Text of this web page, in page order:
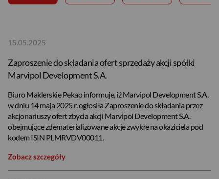
15.05.2025
Zaproszenie do składania ofert sprzedaży akcji spółki
Marvipol Development S.A.
Biuro Maklerskie Pekao informuje, iż Marvipol Development S.A.
w dniu 14 maja 2025 r. ogłosiła Zaproszenie do składania przez
akcjonariuszy ofert zbycia akcji Marvipol Development S.A.
obejmujące zdematerializowane akcje zwykłe na okaziciela pod
kodem ISIN PLMRVDV00011.
Zobacz szczegóły